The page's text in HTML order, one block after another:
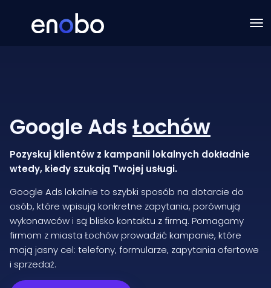
Google Ads Łochów
Pozyskuj klientów z kampanii lokalnych dokładnie
wtedy, kiedy szukają Twojej usługi.
Google Ads lokalnie to szybki sposób na dotarcie do
osób, które wpisują konkretne zapytania, porównują
wykonawców i są blisko kontaktu z firmą. Pomagamy
firmom z miasta Łochów prowadzić kampanie, które
mają jasny cel: telefony, formularze, zapytania ofertowe
i sprzedaż.